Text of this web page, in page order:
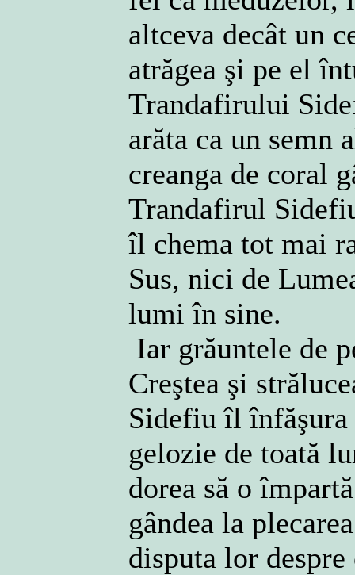
altceva decât un
atrăgea şi pe el
Trandafirului
arăta ca un semn
creanga de coral
Trandafirul
îl chema tot mai
Sus, nici de
lumi în sine.
Iar grăuntele de
Creştea şi
Sidefiu îl înfăşura
gelozie de toată
dorea să o
gândea la
disputa lor